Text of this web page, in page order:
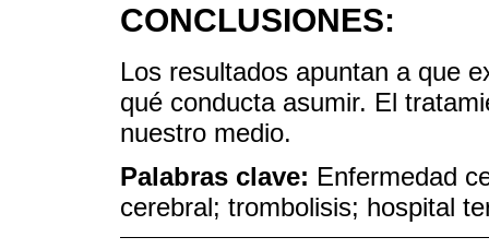
CONCLUSIONES:
Los resultados apuntan a que
qué conducta asumir. El
nuestro medio.
Palabras clave: Enfermedad
cerebral; trombolisis; hospital